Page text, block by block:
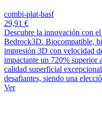
combi-plat-basf
29,91 €
Descubre la innovación con
Bedrock3D. Biocompatible,
impresión 3D con velocidad
impactante un 720% superior
calidad superficial
desafiantes, siendo una
Ver